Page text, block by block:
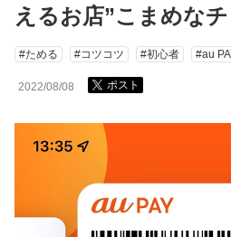
えるお店”こまめな
#ためる #コツコツ #初心者 #au
2022/08/08 ポスト